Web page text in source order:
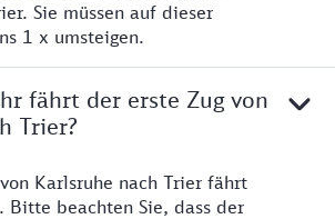
Sie müssen auf dieser
1 x umsteigen.
fährt der erste Zug von
Trier?
Karlsruhe nach Trier fährt
Bitte beachten Sie, dass der